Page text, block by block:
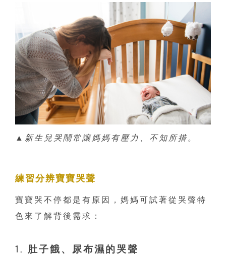
▲新生兒哭鬧常讓媽媽有壓力、不知所措。
練習分辨寶寶哭聲
寶寶哭不停都是有原因，媽媽可試著從哭聲特
色來了解背後需求：
1. 肚子餓、尿布濕的哭聲